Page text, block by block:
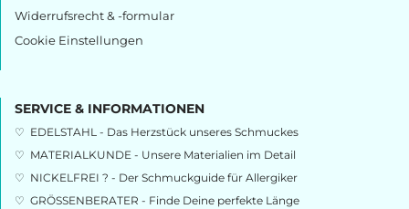
Widerrufsrecht & -formular
Cookie Einstellungen
SERVICE & INFORMATIONEN
♡ EDELSTAHL - Das Herzstück unseres Schmuckes
♡ MATERIALKUNDE - Unsere Materialien im Detail
♡ NICKELFREI ? - Der Schmuckguide für Allergiker
♡ GRÖSSENBERATER - Finde Deine perfekte Länge